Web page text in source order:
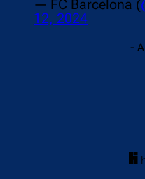
— FC Barcelona (
12, 2024
-